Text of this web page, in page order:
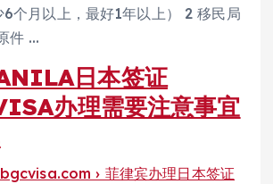
个月以上，最好1年以上） 2 移民局
件 …
日本签证
办理需要注意事宜
› 菲律宾办理日本签证